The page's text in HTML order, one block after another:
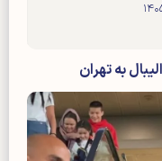
۰۱
به تهران